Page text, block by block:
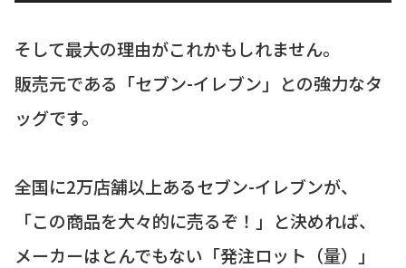
そして最大の理由がこれかもしれません。
販売元である「セブン-イレブン」との強力なタ
ッグです。
全国に2万店舗以上あるセブン-イレブンが、
「この商品を大々的に売るぞ！」と決めれば、
メーカーはとんでもない「発注ロット（量）」